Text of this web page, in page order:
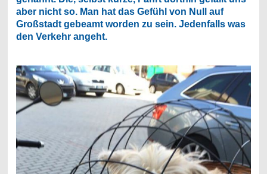
aber nicht so. Man hat das Gefühl von Null auf
Großstadt gebeamt worden zu sein. Jedenfalls was
den Verkehr angeht.